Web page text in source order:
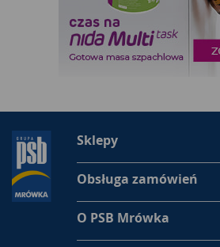
Sklepy
Obsługa zamówień
O PSB Mrówka